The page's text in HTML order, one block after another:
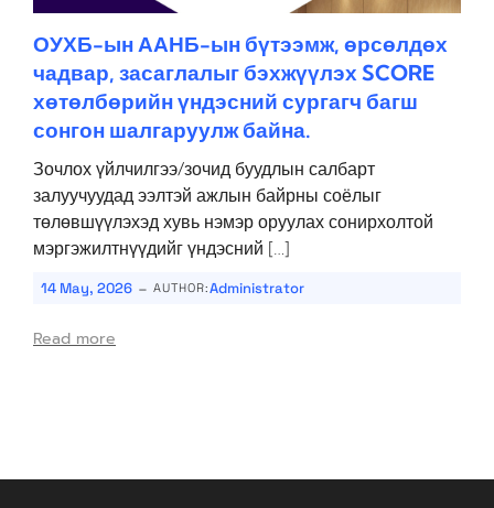
ОУХБ-ын ААНБ-ын бүтээмж, өрсөлдөх
чадвар, засаглалыг бэхжүүлэх SCORE
хөтөлбөрийн үндэсний сургагч багш
сонгон шалгаруулж байна.
Зочлох үйлчилгээ/зочид буудлын салбарт
залуучуудад ээлтэй ажлын байрны соёлыг
төлөвшүүлэхэд хувь нэмэр оруулах сонирхолтой
мэргэжилтнүүдийг үндэсний […]
14 May, 2026 - AUTHOR:Administrator
Read more